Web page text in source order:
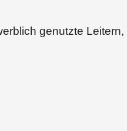
genutzte